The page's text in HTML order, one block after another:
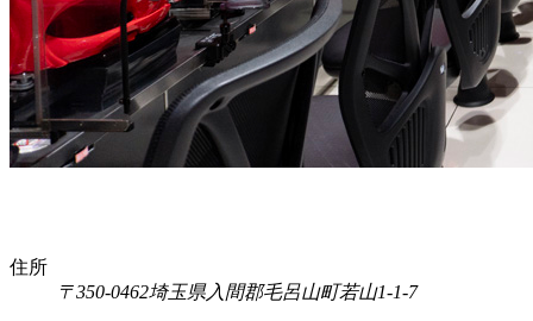
住所
〒350-0462埼玉県入間郡毛呂山町若山1-1-7